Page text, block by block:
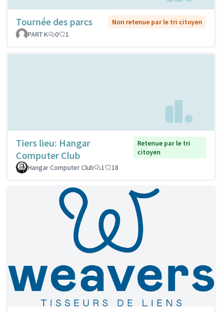
Tournée des parcs
Non retenue par le tri citoyen
PART K
0 1
Tiers lieu: Hangar
Computer Club
Retenue par le tri
citoyen
Hangar Computer Club
1 18